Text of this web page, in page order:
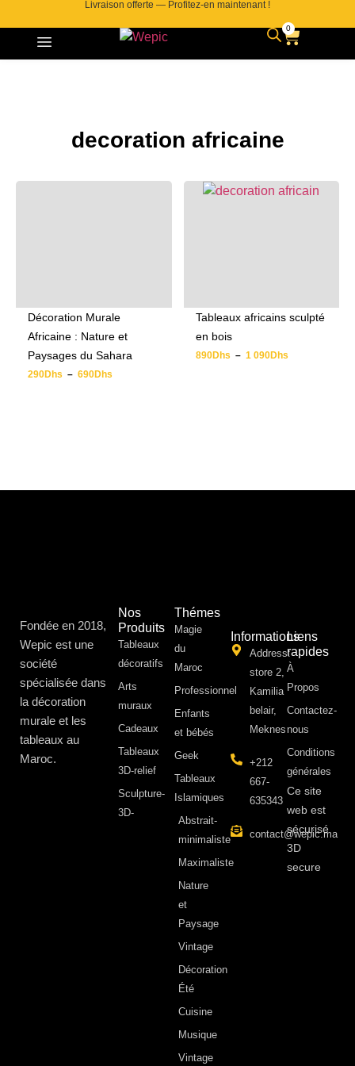
Livraison offerte — Profitez-en maintenant !
0
decoration africaine
Décoration Murale
Africaine : Nature et
Paysages du Sahara
290Dhs – 690Dhs
Tableaux africains sculpté
en bois
890Dhs – 1 090Dhs
Fondée en 2018,
Wepic est une
société
spécialisée dans
la décoration
murale et les
tableaux au
Maroc.
Nos
Produits
Tableaux
décoratifs
Arts
muraux
Cadeaux
Tableaux
3D-relief
Sculpture-
3D-
Thémes
Magie
du
Maroc
Professionnel
Enfants
et bébés
Geek
Tableaux
Islamiques
Abstrait-
minimaliste
Maximaliste
Nature
et
Paysage
Vintage
Décoration
Été
Cuisine
Musique
Vintage
Informations
Address:
store 2,
Kamilia
belair,
Meknes
+212
667-
635343
contact@wepic.ma
Liens
rapides
À
Propos ​
Contactez-
nous
Conditions
générales
Ce site
web est
sécurisé
3D
secure